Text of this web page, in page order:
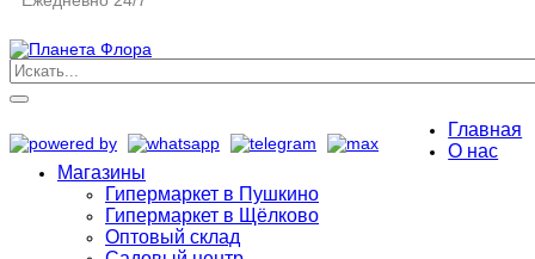
Главная
О нас
Магазины
Гипермаркет в Пушкино
Гипермаркет в Щёлково
Оптовый склад